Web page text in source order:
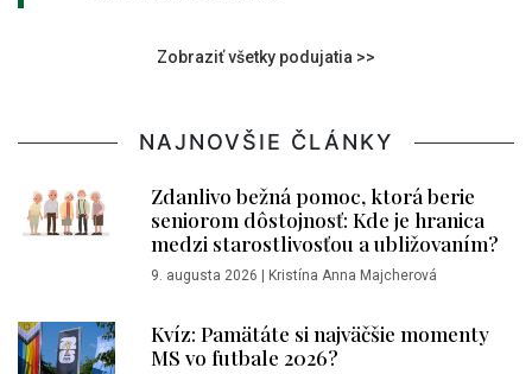
Zobraziť všetky podujatia >>
NAJNOVŠIE ČLÁNKY
Zdanlivo bežná pomoc, ktorá berie
seniorom dôstojnosť: Kde je hranica
medzi starostlivosťou a ubližovaním?
9. augusta 2026 | Kristína Anna Majcherová
Kvíz: Pamätáte si najväčšie momenty
MS vo futbale 2026?